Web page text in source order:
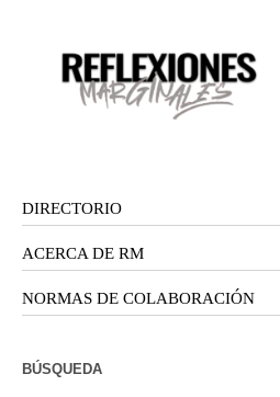
DIRECTORIO
ACERCA DE RM
NORMAS DE COLABORACIÓN
BÚSQUEDA